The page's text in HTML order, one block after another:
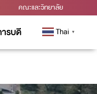
คณะและวิทยาลัย
รบดี Thai ▼